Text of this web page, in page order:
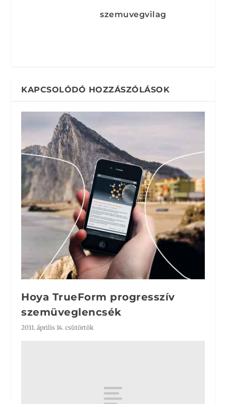
szemuvegvilag
KAPCSOLÓDÓ HOZZÁSZÓLÁSOK
Hoya TrueForm progresszív
szemüveglencsék
2011. április 14. csütörtök